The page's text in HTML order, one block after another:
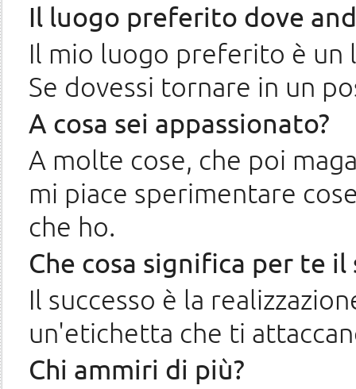
Il luogo preferito dove
Il mio luogo preferito è un
Se dovessi tornare in un
A cosa sei appassionato?
A molte cose, che poi
mi piace sperimentare
che ho.
Che cosa significa per te il
Il successo è la
un'etichetta che ti
Chi ammiri di più?